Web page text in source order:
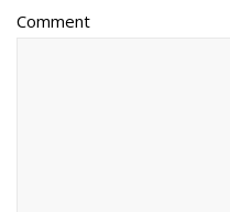
Comment